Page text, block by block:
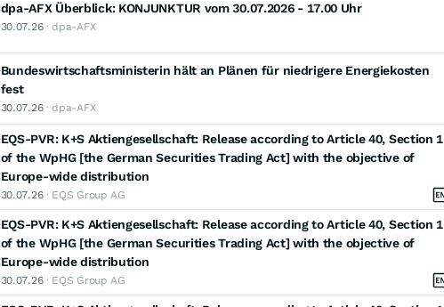
dpa-AFX Überblick: KONJUNKTUR vom 30.07.2026 - 17.00 Uhr
30.07.26· dpa-AFX
Bundeswirtschaftsministerin hält an Plänen für niedrigere Energiekosten
fest
30.07.26· dpa-AFX
EQS-PVR: K+S Aktiengesellschaft: Release according to Article 40, Section 1
of the WpHG [the German Securities Trading Act] with the objective of
Europe-wide distribution
30.07.26· EQS Group AG
EQS-PVR: K+S Aktiengesellschaft: Release according to Article 40, Section 1
of the WpHG [the German Securities Trading Act] with the objective of
Europe-wide distribution
30.07.26· EQS Group AG